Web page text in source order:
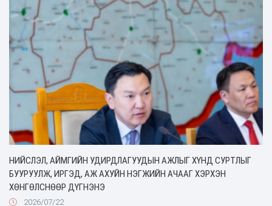
НИЙСЛЭЛ, АЙМГИЙН УДИРДЛАГУУДЫН АЖЛЫГ ХҮНД СУРТЛЫГ
БУУРУУЛЖ, ИРГЭД, АЖ АХУЙН НЭГЖИЙН АЧААГ ХЭРХЭН
ХӨНГӨЛСНӨӨР ДҮГНЭНЭ
2026/07/22